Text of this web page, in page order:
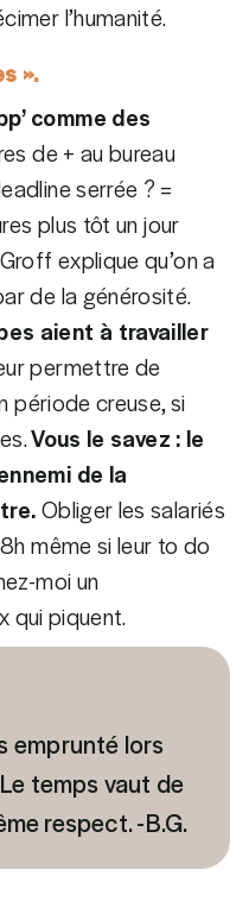
l’humanité.
».
comme des
de + au bureau
serrée ? =
plus tôt un jour
explique qu’on a
de la générosité.
aient à travailler
permettre de
période creuse, si
Vous le savez : le
de la
Obliger les salariés
même si leur to do
moi un
qui piquent.
emprunté lors
temps vaut de
respect. -B.G.